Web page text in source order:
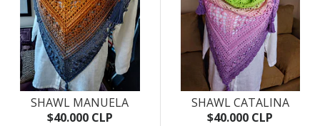
SHAWL MANUELA
$40.000 CLP
SHAWL CATALINA
$40.000 CLP